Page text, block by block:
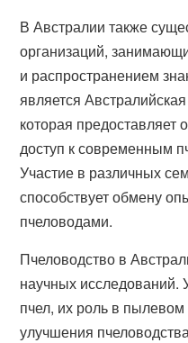
В Австралии также
организаций,
и распространением
является
которая предоставляет
доступ к современным
Участие в различных
способствует обмену
пчеловодами.
Пчеловодство в
научных исследований.
пчел, их роль в
улучшения